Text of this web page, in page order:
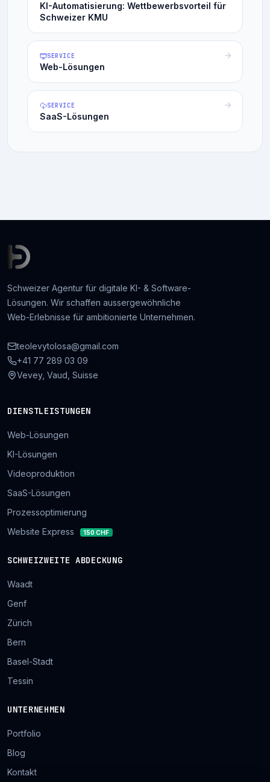
KI-Automatisierung: Wettbewerbsvorteil für
Schweizer KMU
SERVICE
Web-Lösungen
SERVICE
SaaS-Lösungen
Schweizer Agentur für digitale KI- & Software-
Lösungen. Wir schaffen aussergewöhnliche
Web-Erlebnisse für ambitionierte Unternehmen.
teolevytolosa@gmail.com
+41 77 289 03 09
Vevey, Vaud, Suisse
DIENSTLEISTUNGEN
Web-Lösungen
KI-Lösungen
Videoproduktion
SaaS-Lösungen
Prozessoptimierung
Website Express
150 CHF
SCHWEIZWEITE ABDECKUNG
Waadt
Genf
Zürich
Bern
Basel-Stadt
Tessin
UNTERNEHMEN
Portfolio
Blog
Kontakt